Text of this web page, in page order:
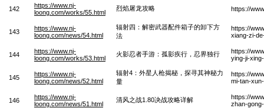
142
https://www.nj-
loong.com/works/55.html
烈焰屠龙攻略 https://
143
https://www.nj-
loong.com/news/54.html
辐射四：解密武器配件箱子的卸下方
法
https://
xiang-zi-
144
https://www.nj-
loong.com/works/53.html
火影忍者手游：孤影疾行，忍界独行
https://
ying-ji-
145
https://www.nj-
loong.com/news/52.html
辐射4：外星人枪揭秘，探寻其神秘力
量
https://
mi-tan-
146
https://www.nj-
loong.com/news/51.html
清风之战1.80决战攻略详解
https://
zhan-